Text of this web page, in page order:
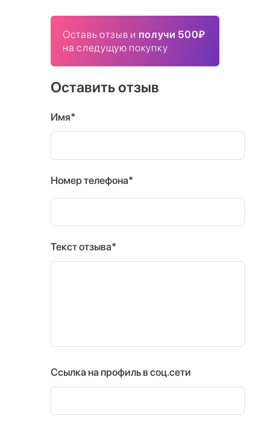
Оставь отзыв и получи 500₽
на следущую покупку
Оставить отзыв
Имя*
Номер телефона*
Текст отзыва*
Ссылка на профиль в соц.сети